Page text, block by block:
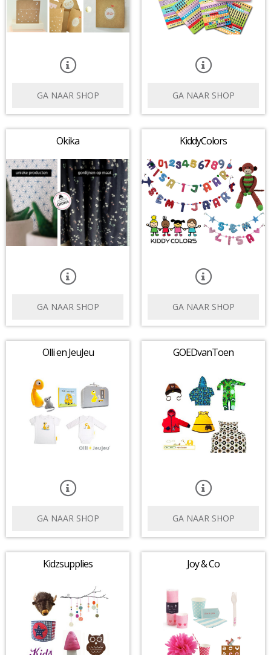
GA NAAR SHOP GA NAAR SHOP
Okika
GA NAAR SHOP
KiddyColors
GA NAAR SHOP
Olli en JeuJeu
GA NAAR SHOP
GOEDvanToen
GA NAAR SHOP
Kidzsupplies Joy & Co